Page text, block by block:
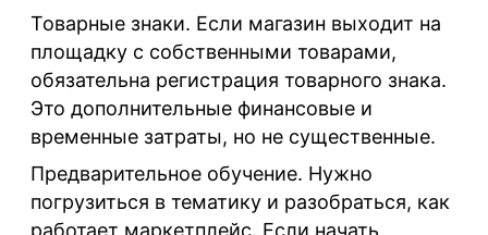
Товарные знаки. Если магазин выходит на
площадку с собственными товарами,
обязательна регистрация товарного знака.
Это дополнительные финансовые и
временные затраты, но не существенные.
Предварительное обучение. Нужно
погрузиться в тематику и разобраться, как